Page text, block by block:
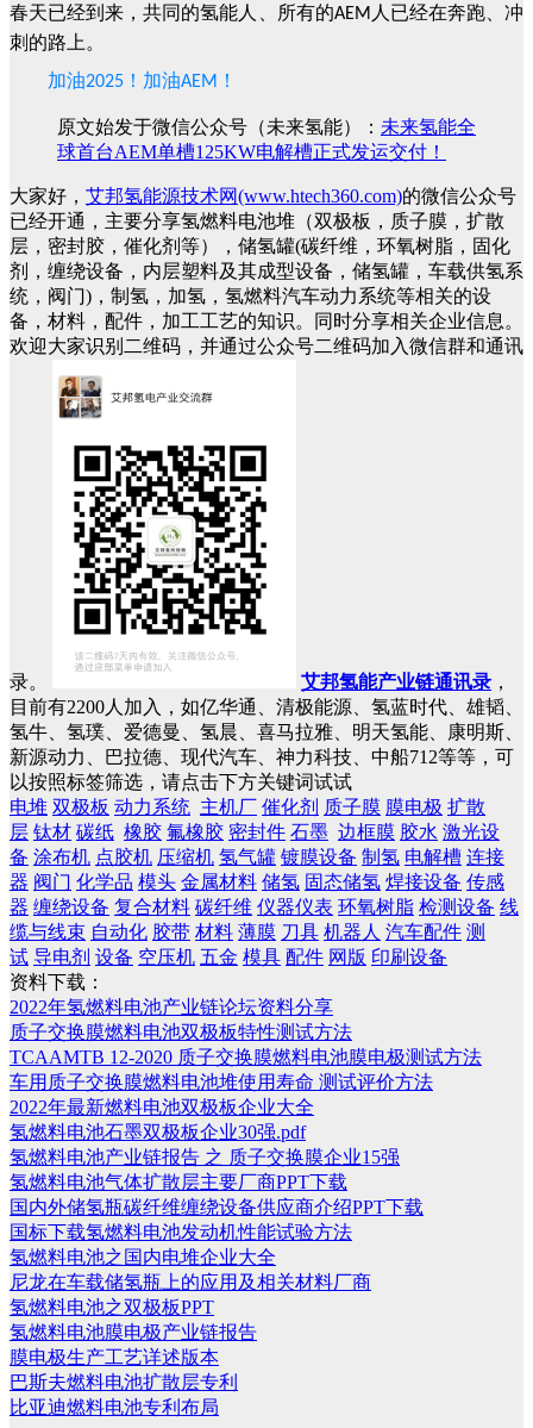
春天已经到来，共同的氢能人、所有的AEM 人已经在奔跑、冲
刺的路上。
加油2025 ！加油AEM ！
原文始发于微信公众号（未来氢能）： 未来氢能全
球首台AEM单槽125KW电解槽正式发运交付！
大家好， 艾邦氢能源技术网(www.htech360.com)的微信公众号
已经开通，主要分享氢燃料电池堆（双极板，质子膜，扩散
层，密封胶，催化剂等），储氢罐(碳纤维，环氧树脂，固化
剂，缠绕设备，内层塑料及其成型设备，储氢罐，车载供氢系
统，阀门)，制氢，加氢，氢燃料汽车动力系统等相关的设
备，材料，配件，加工工艺的知识。同时分享相关企业信息。
欢迎大家识别二维码，并通过公众号二维码加入微信群和通讯
录。 艾邦氢能产业链通讯录 ，
目前有2200人加入，如亿华通、清极能源、氢蓝时代、雄韬、
氢牛、氢璞、爱德曼、氢晨、喜马拉雅、明天氢能、康明斯、
新源动力、巴拉德、现代汽车、神力科技、中船712等等，可
以按照标签筛选，请点击下方关键词试试
电堆 双极板 动力系统 主机厂 催化剂 质子膜 膜电极 扩散
层 钛材 碳纸 橡胶 氟橡胶 密封件 石墨 边框膜 胶水 激光设
备 涂布机 点胶机 压缩机 氢气罐 镀膜设备 制氢 电解槽 连接
器 阀门 化学品 模头 金属材料 储氢 固态储氢 焊接设备 传感
器 缠绕设备 复合材料 碳纤维 仪器仪表 环氧树脂 检测设备 线
缆与线束 自动化 胶带 材料 薄膜 刀具 机器人 汽车配件 测
试 导电剂 设备 空压机 五金 模具 配件 网版 印刷设备
资料下载：
2022年氢燃料电池产业链论坛资料分享
质子交换膜燃料电池双极板特性测试方法
TCAAMTB 12-2020 质子交换膜燃料电池膜电极测试方法
车用质子交换膜燃料电池堆使用寿命 测试评价方法
2022年最新燃料电池双极板企业大全
氢燃料电池石墨双极板企业30强.pdf
氢燃料电池产业链报告 之 质子交换膜企业15强
氢燃料电池气体扩散层主要厂商PPT下载
国内外储氢瓶碳纤维缠绕设备供应商介绍PPT下载
国标下载氢燃料电池发动机性能试验方法
氢燃料电池之国内电堆企业大全
尼龙在车载储氢瓶上的应用及相关材料厂商
氢燃料电池之双极板PPT
氢燃料电池膜电极产业链报告
膜电极生产工艺详述版本
巴斯夫燃料电池扩散层专利
比亚迪燃料电池专利布局